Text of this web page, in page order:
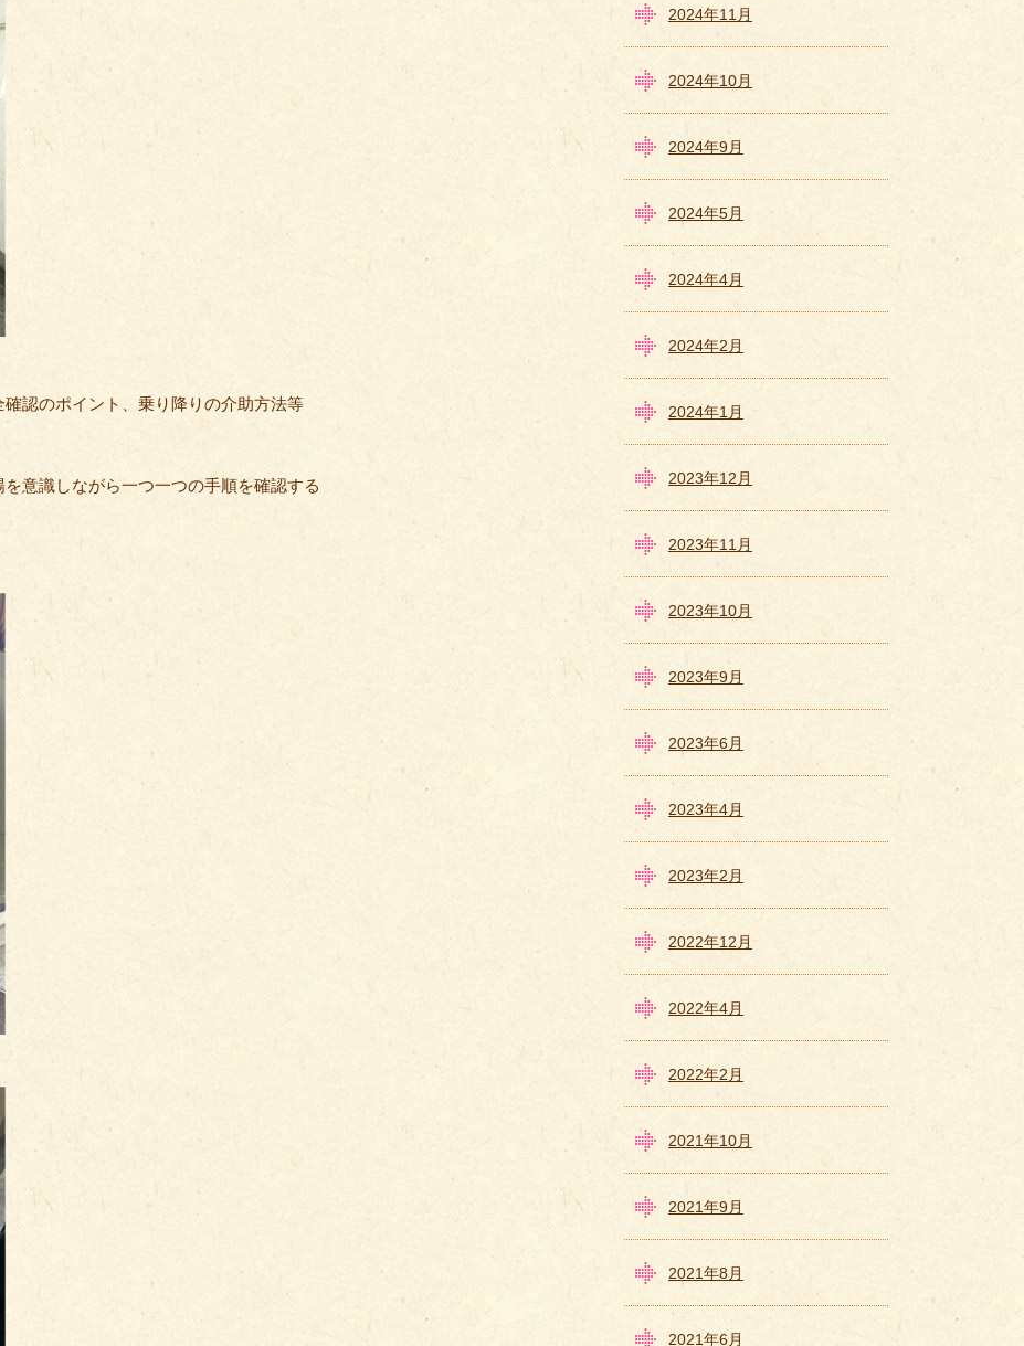
認のポイント、乗り降りの介助方法等
意識しながら一つ一つの手順を確認する
2024年11月
2024年10月
2024年9月
2024年5月
2024年4月
2024年2月
2024年1月
2023年12月
2023年11月
2023年10月
2023年9月
2023年6月
2023年4月
2023年2月
2022年12月
2022年4月
2022年2月
2021年10月
2021年9月
2021年8月
2021年6月